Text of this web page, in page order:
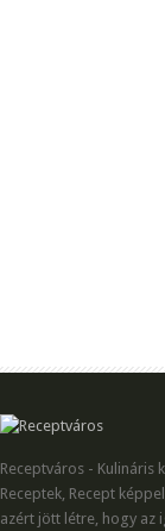
Receptváros - Kulináris
Receptek, Recept
azért jött létre, hogy az